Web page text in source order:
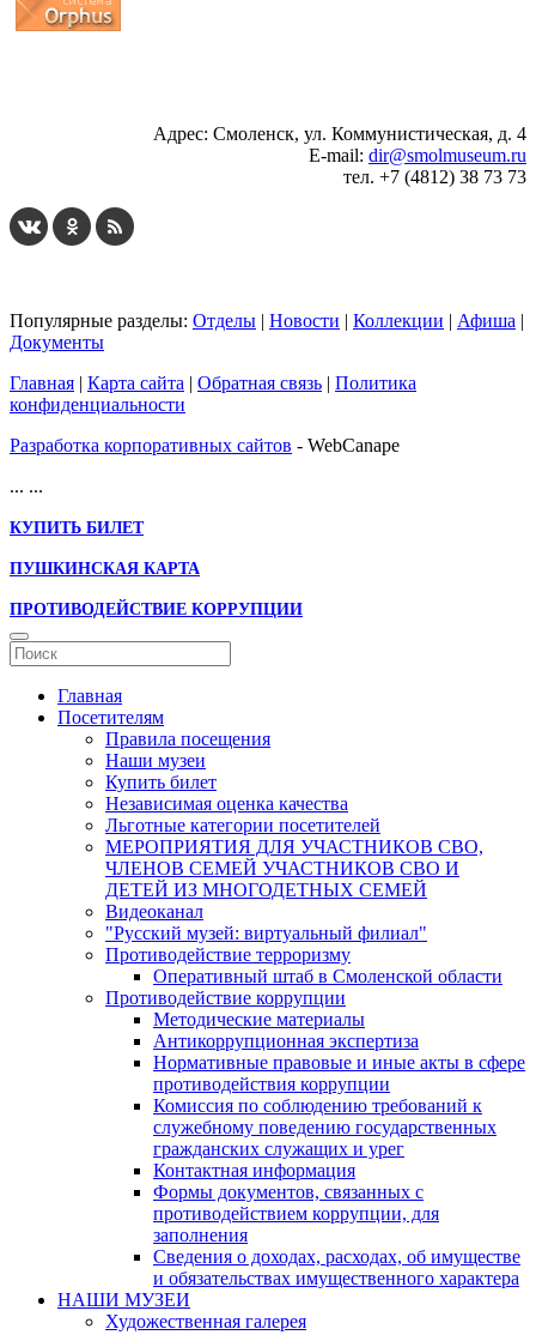
Адрес: Смоленск, ул. Коммунистическая, д. 4
E-mail: dir@smolmuseum.ru
тел. +7 (4812) 38 73 73
Популярные разделы: Отделы | Новости | Коллекции | Афиша |
Документы
Главная | Карта сайта | Обратная связь | Политика
конфиденциальности
Разработка корпоративных сайтов - WebCanape
... ...
КУПИТЬ БИЛЕТ
ПУШКИНСКАЯ КАРТА
ПРОТИВОДЕЙСТВИЕ КОРРУПЦИИ
Главная
Посетителям
Правила посещения
Наши музеи
Купить билет
Независимая оценка качества
Льготные категории посетителей
МЕРОПРИЯТИЯ ДЛЯ УЧАСТНИКОВ СВО,
ЧЛЕНОВ СЕМЕЙ УЧАСТНИКОВ СВО И
ДЕТЕЙ ИЗ МНОГОДЕТНЫХ СЕМЕЙ
Видеоканал
"Русский музей: виртуальный филиал"
Противодействие терроризму
Оперативный штаб в Смоленской области
Противодействие коррупции
Методические материалы
Антикоррупционная экспертиза
Нормативные правовые и иные акты в сфере
противодействия коррупции
Комиссия по соблюдению требований к
служебному поведению государственных
гражданских служащих и урег
Контактная информация
Формы документов, связанных с
противодействием коррупции, для
заполнения
Сведения о доходах, расходах, об имуществе
и обязательствах имущественного характера
НАШИ МУЗЕИ
Художественная галерея